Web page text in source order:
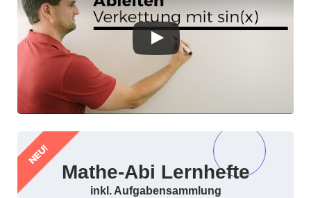
Mathe-Abi Lernhefte
inkl. Aufgabensammlung
NEU!